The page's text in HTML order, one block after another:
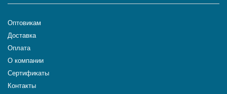
Оптовикам
Доставка
Оплата
О компании
Сертификаты
Контакты